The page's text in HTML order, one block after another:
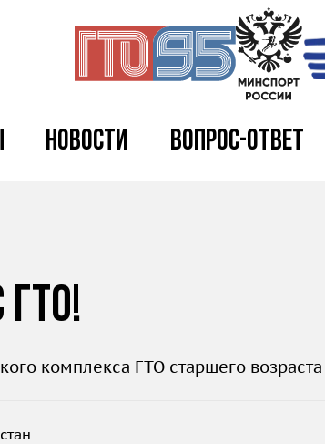
Новости Вопрос-ответ
комплекса ГТО старшего